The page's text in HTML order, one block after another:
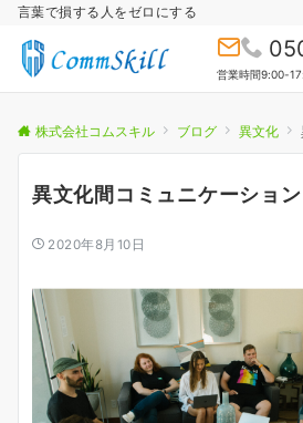
言葉で損する人をゼロにする
営業時間9:00-
株式会社コムスキル ブログ 異文化
異文化間コミュニケーション
2020年8月10日